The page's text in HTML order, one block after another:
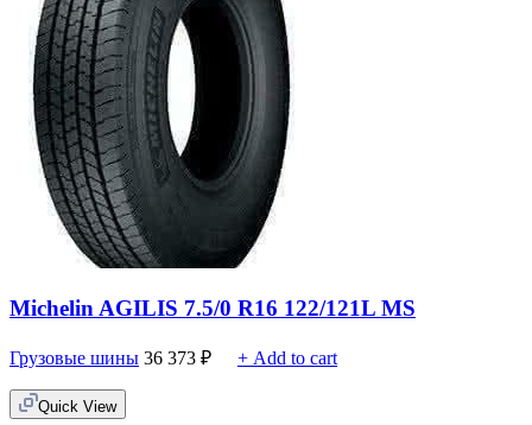
Michelin AGILIS 7.5/0 R16 122/121L MS
Грузовые шины 36 373 ₽ + Add to cart
Quick View